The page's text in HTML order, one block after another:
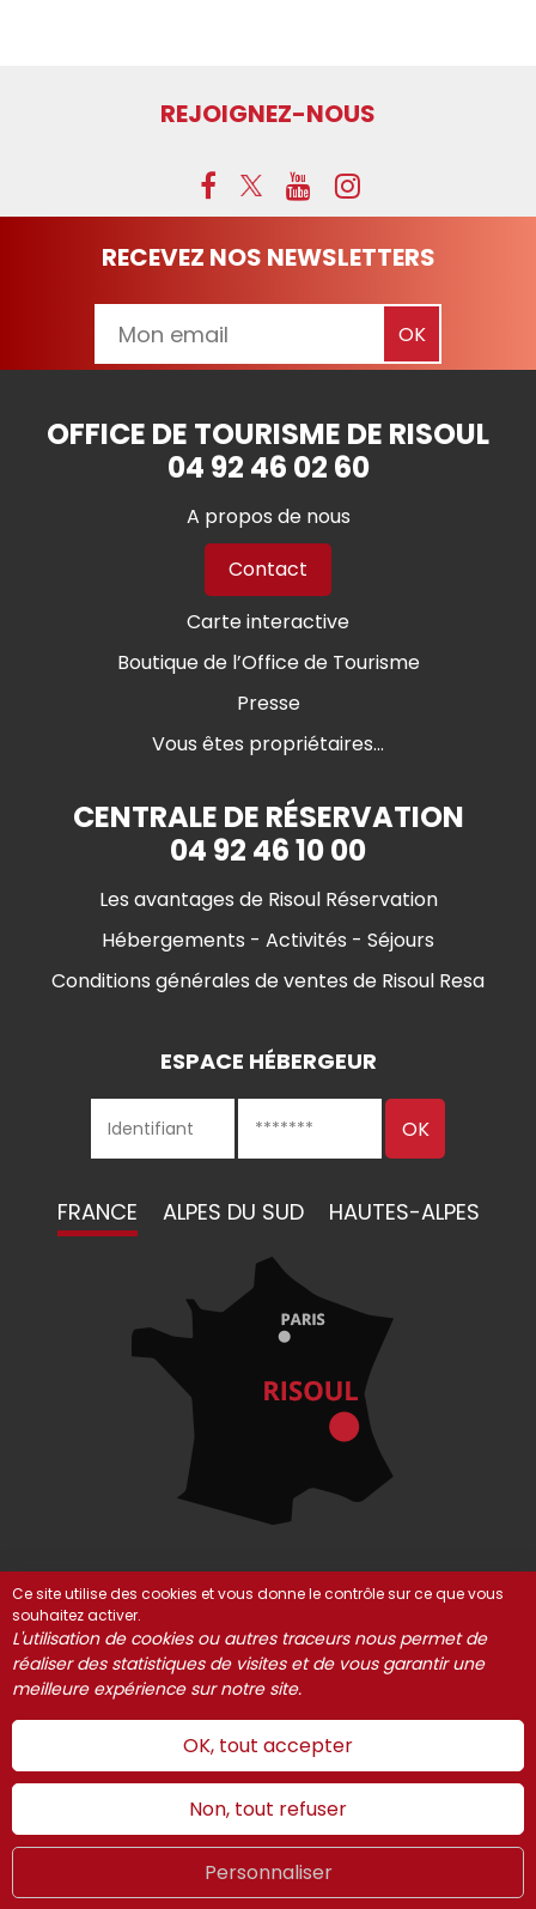
LIVE FR
REJOIGNEZ-NOUS
RECEVEZ NOS NEWSLETTERS
OFFICE DE TOURISME DE RISOUL
04 92 46 02 60
A propos de nous
Contact
Carte interactive
Boutique de l’Office de Tourisme
Presse
Vous êtes propriétaires...
CENTRALE DE RÉSERVATION
04 92 46 10 00
Les avantages de Risoul Réservation
Hébergements - Activités - Séjours
Conditions générales de ventes de Risoul Resa
ESPACE HÉBERGEUR
FRANCE ALPES DU SUD HAUTES-ALPES
© Risoul 2021-2025 Mentions Légales
Partenaires
Gestion des cookies
Ce site utilise des cookies et vous donne le contrôle sur ce que vous
souhaitez activer.
L'utilisation de cookies ou autres traceurs nous permet de
réaliser des statistiques de visites et de vous garantir une
meilleure expérience sur notre site.
OK, tout accepter
Non, tout refuser
Personnaliser